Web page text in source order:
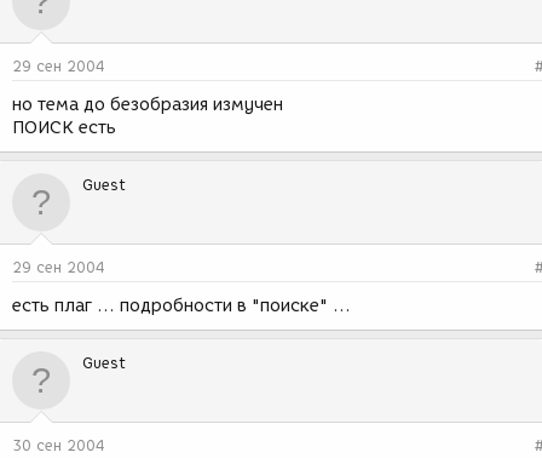
29 сен 2004
но тема до безобразия измучен
ПОИСК есть
Guest
29 сен 2004
есть плаг ... подробности в "поиске" ...
Guest
30 сен 2004